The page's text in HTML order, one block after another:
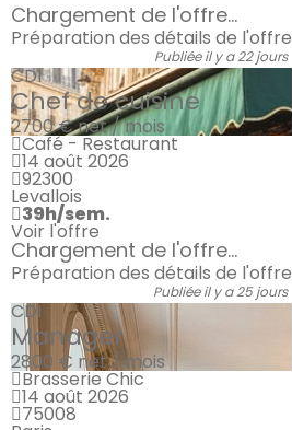
Chargement de l'offre...
Préparation des détails de l'offre
Publiée il y a 22 jours
CDI
Chef de cuisine
2700 €net / mois
Café - Restaurant
14 août 2026
92300
Levallois
39h/sem.
Voir l'offre
Chargement de l'offre...
Préparation des détails de l'offre
Publiée il y a 25 jours
CDI
Manager
2800 € net / mois
Brasserie Chic
14 août 2026
75008